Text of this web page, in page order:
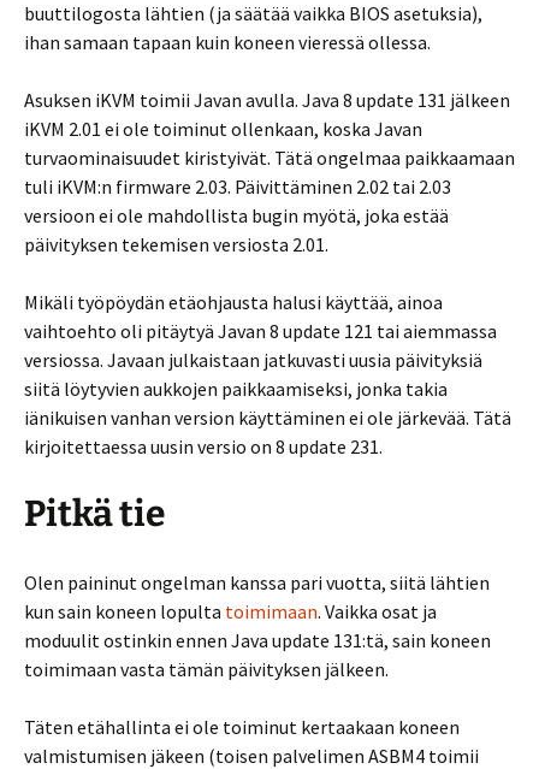
buuttilogosta lähtien (ja säätää vaikka BIOS asetuksia),
ihan samaan tapaan kuin koneen vieressä ollessa.
Asuksen iKVM toimii Javan avulla. Java 8 update 131 jälkeen
iKVM 2.01 ei ole toiminut ollenkaan, koska Javan
turvaominaisuudet kiristyivät. Tätä ongelmaa paikkaamaan
tuli iKVM:n firmware 2.03. Päivittäminen 2.02 tai 2.03
versioon ei ole mahdollista bugin myötä, joka estää
päivityksen tekemisen versiosta 2.01.
Mikäli työpöydän etäohjausta halusi käyttää, ainoa
vaihtoehto oli pitäytyä Javan 8 update 121 tai aiemmassa
versiossa. Javaan julkaistaan jatkuvasti uusia päivityksiä
siitä löytyvien aukkojen paikkaamiseksi, jonka takia
iänikuisen vanhan version käyttäminen ei ole järkevää. Tätä
kirjoitettaessa uusin versio on 8 update 231.
Pitkä tie
Olen paininut ongelman kanssa pari vuotta, siitä lähtien
kun sain koneen lopulta toimimaan. Vaikka osat ja
moduulit ostinkin ennen Java update 131:tä, sain koneen
toimimaan vasta tämän päivityksen jälkeen.
Täten etähallinta ei ole toiminut kertaakaan koneen
valmistumisen jäkeen (toisen palvelimen ASBM4 toimii